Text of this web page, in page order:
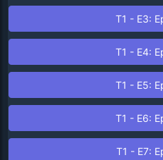
T1 - E3:
T1 - E4:
T1 - E5:
T1 - E6:
T1 - E7: